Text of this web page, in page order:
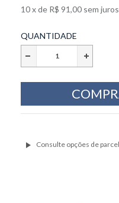
10xde R$ 91,00 sem juros
QUANTIDADE